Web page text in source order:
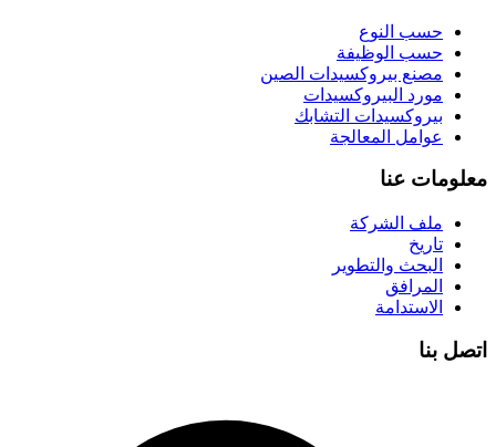
حسب النوع
حسب الوظيفة
مصنع بيروكسيدات الصين
مورد البيروكسيدات
بيروكسيدات التشابك
عوامل المعالجة
معلومات عنا
ملف الشركة
تاريخ
البحث والتطوير
المرافق
الاستدامة
اتصل بنا